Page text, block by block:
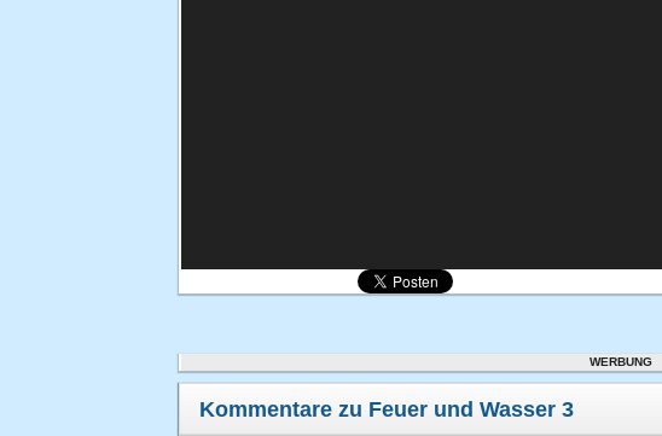
WERBUNG
Kommentare zu Feuer und Wasser 3